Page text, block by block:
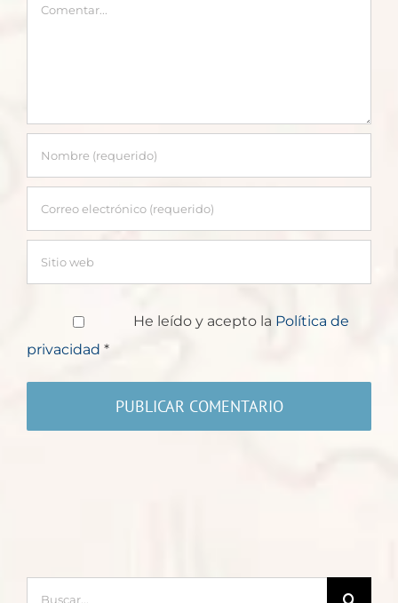
Comentar
He leído y acepto la Política de
privacidad *